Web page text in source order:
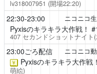
lv318007951 (開場22:20)
22:30-23:00 ニコニコ
Pyxisのキラキラ大作戦！
407セカンドショットナイト
23:00ごろ配信 ニコニコ
￥ Pyxisのキラキラ大作戦！
萌絵)